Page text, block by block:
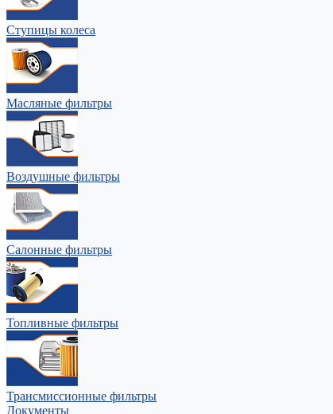
Ступицы колеса
Масляные фильтры
Воздушные фильтры
Салонные фильтры
Топливные фильтры
Трансмиссионные фильтры
Документы